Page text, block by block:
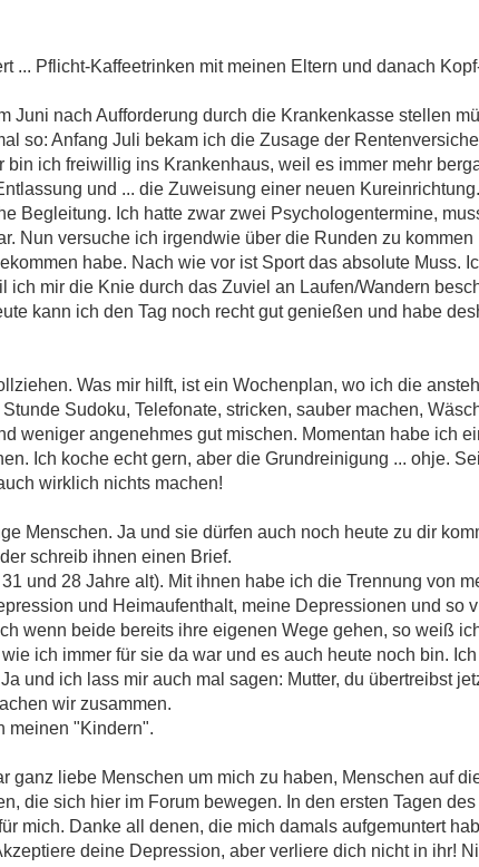
... Pflicht-Kaffeetrinken mit meinen Eltern und danach
Juni nach Aufforderung durch die Krankenkasse stellen
so: Anfang Juli bekam ich die Zusage der
bin ich freiwillig ins Krankenhaus, weil es immer mehr
und ... die Zuweisung einer neuen
Begleitung. Ich hatte zwar zwei Psychologentermine,
Nun versuche ich irgendwie über die Runden zu
habe. Nach wie vor ist Sport das absolute Muss.
ich mir die Knie durch das Zuviel an Laufen/Wandern
kann ich den Tag noch recht gut genießen und habe
Was mir hilft, ist ein Wochenplan, wo ich die
Sudoku, Telefonate, stricken, sauber machen,
weniger angenehmes gut mischen. Momentan habe ich
Ich koche echt gern, aber die Grundreinigung ... ohje.
wirklich nichts machen!
Menschen. Ja und sie dürfen auch noch heute zu dir
schreib ihnen einen Brief.
und 28 Jahre alt). Mit ihnen habe ich die Trennung von
und Heimaufenthalt, meine Depressionen und so
wenn beide bereits ihre eigenen Wege gehen, so weiß
ich immer für sie da war und es auch heute noch bin.
und ich lass mir auch mal sagen: Mutter, du übertreibst
wir zusammen.
meinen "Kindern".
ganz liebe Menschen um mich zu haben, Menschen auf
die sich hier im Forum bewegen. In den ersten Tagen
mich. Danke all denen, die mich damals aufgemuntert
deine Depression, aber verliere dich nicht in ihr!